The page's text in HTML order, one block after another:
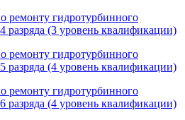
ремонту гидротурбинного
(3 уровень квалификации)
ремонту гидротурбинного
(4 уровень квалификации)
ремонту гидротурбинного
(4 уровень квалификации)